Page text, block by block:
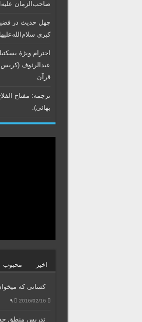
صاحب‌الزمان
چهل حدیث در
کبری
احترام ویژۀ
عبدالرئوف
قرآن.
ترجمه: مفتاح
بهائی).
اخیر محبوب
کسانی که
2016/02/16 ۹